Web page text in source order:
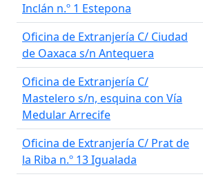
Inclán n.º 1 Estepona
Oficina de Extranjería C/ Ciudad
de Oaxaca s/n Antequera
Oficina de Extranjería C/
Mastelero s/n, esquina con Vía
Medular Arrecife
Oficina de Extranjería C/ Prat de
la Riba n.º 13 Igualada